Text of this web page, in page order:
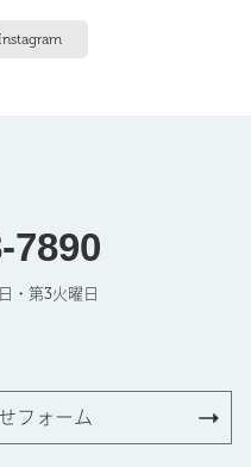
7890
・第3火曜日
フォーム